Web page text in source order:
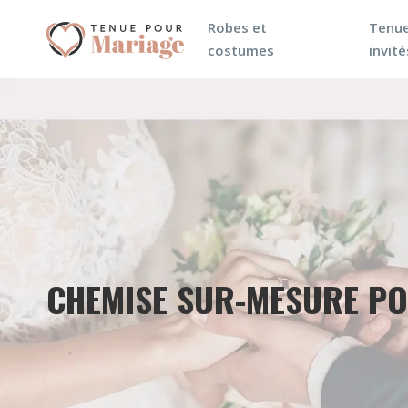
Robes et
costumes
CHEMISE SUR-MESURE